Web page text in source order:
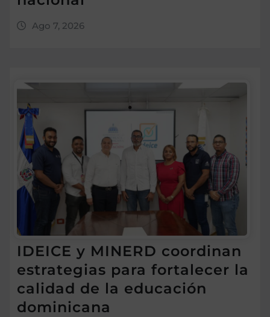
Ago 7, 2026
IDEICE y MINERD coordinan
estrategias para fortalecer la
calidad de la educación
dominicana